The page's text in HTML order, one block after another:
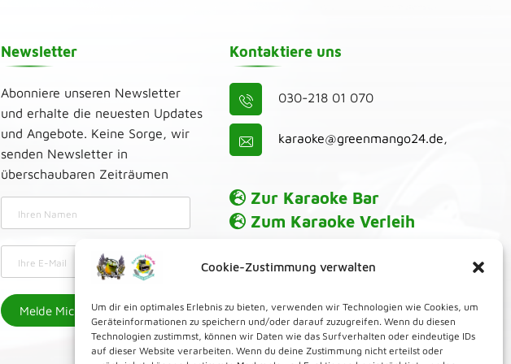
Cookie-Zustimmung verwalten
Um dir ein optimales Erlebnis zu bieten, verwenden wir Technologien wie Cookies, um
Geräteinformationen zu speichern und/oder darauf zuzugreifen. Wenn du diesen
Technologien zustimmst, können wir Daten wie das Surfverhalten oder eindeutige IDs
auf dieser Website verarbeiten. Wenn du deine Zustimmung nicht erteilst oder
Newsletter
Abonniere unseren Newsletter
und erhalte die neuesten Updates
und Angebote. Keine Sorge, wir
senden Newsletter in
überschaubaren Zeiträumen
Kontaktiere uns
030-218 01 070
karaoke@greenmango24.de,
Zur Karaoke Bar
Zum Karaoke Verleih